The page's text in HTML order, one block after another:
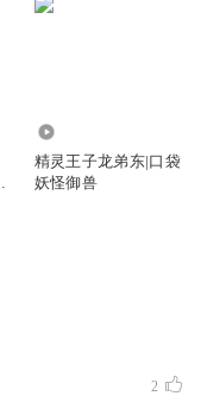
精灵王子龙弟东|口袋
妖怪御兽
2